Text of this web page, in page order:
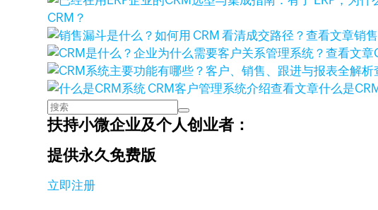
CRM？
查看文章销
查看文章
查看文章什么是
扶持小微企业及个人创业者：
提供永久免费版
立即注册